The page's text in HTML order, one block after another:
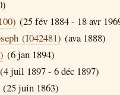
(25 fév 1884 - 18 avr
(I042481) (ava 1888)
(6 jan 1894)
(4 juil 1897 - 6 déc 1897)
(25 juin 1863)